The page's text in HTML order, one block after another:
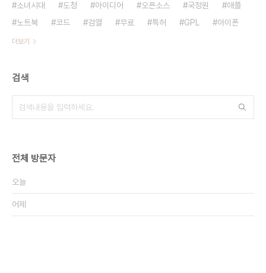
소녀시대
도청 아이디어 오픈소스 국정원
애플
노트북
코드 검열 무료 특허 GPL 아이폰
더보기
검색
전체 방문자
오늘
어제